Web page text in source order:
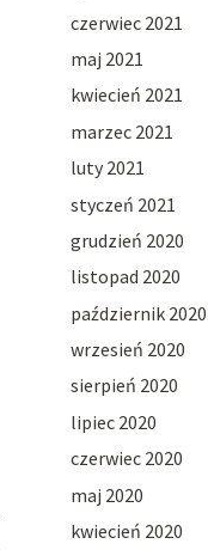
czerwiec 2021
maj 2021
kwiecień 2021
marzec 2021
luty 2021
styczeń 2021
grudzień 2020
listopad 2020
październik 2020
wrzesień 2020
sierpień 2020
lipiec 2020
czerwiec 2020
maj 2020
kwiecień 2020